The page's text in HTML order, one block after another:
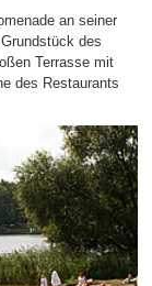
an seiner
des
Terrasse mit
des Restaurants